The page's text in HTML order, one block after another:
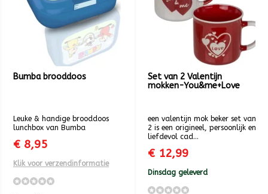
Bumba brooddoos
Leuke & handige brooddoos
lunchbox van Bumba
€ 8,95
Klik voor verzendinformatie
Set van 2 Valentijn
mokken-You&me+Love
een valentijn mok beker set van
2 is een origineel, persoonlijk en
liefdevol cad...
€ 12,99
Dinsdag geleverd